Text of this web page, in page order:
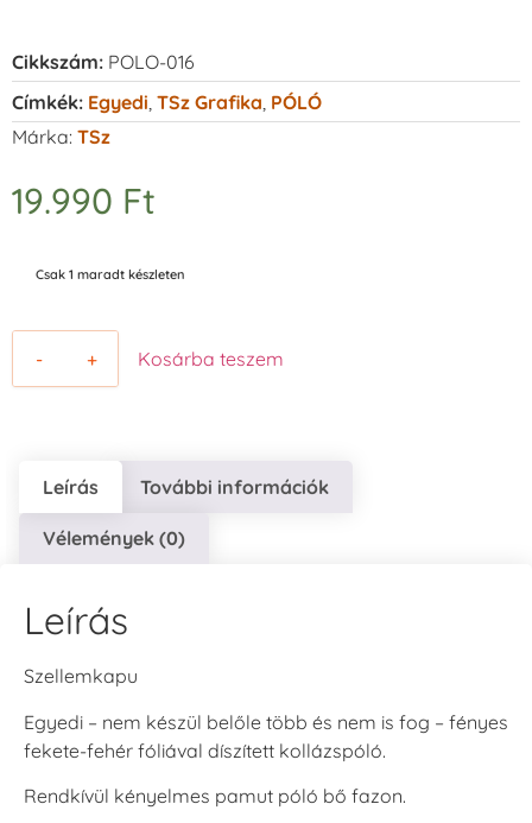
Cikkszám: POLO-016
Címkék: Egyedi TSz Grafika PÓLÓ
Márka: TSz
19.990 Ft
Csak 1 maradt készleten
- + Kosárba teszem
Leírás További információk
Vélemények (0)
Leírás
Szellemkapu
Egyedi – nem készül belőle több és nem is fog – fényes
fekete-fehér fóliával díszített kollázspóló.
Rendkívül kényelmes pamut póló bő fazon.